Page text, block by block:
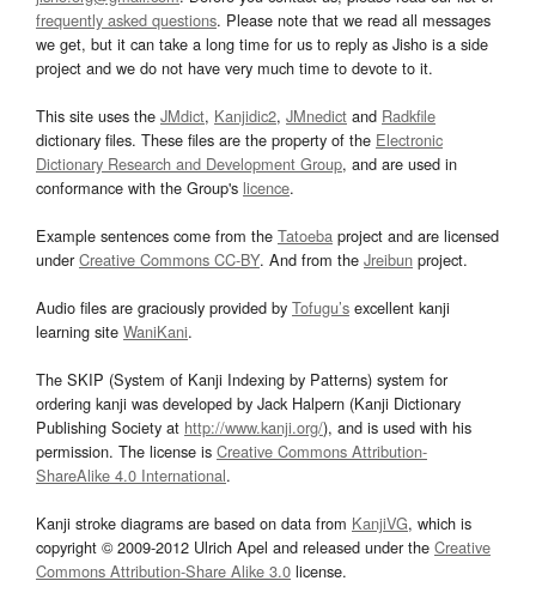
frequently asked questions. Please note that we read all messages
we get, but it can take a long time for us to reply as Jisho is a side
project and we do not have very much time to devote to it.
This site uses the JMdict, Kanjidic2, JMnedict and Radkfile
dictionary files. These files are the property of the Electronic
Dictionary Research and Development Group, and are used in
conformance with the Group's licence.
Example sentences come from the Tatoeba project and are licensed
underCreative Commons CC-BY. And from the Jreibun project.
Audio files are graciously provided by Tofugu’s excellent kanji
learning site WaniKani.
The SKIP (System of Kanji Indexing by Patterns) system for
ordering kanji was developed by Jack Halpern (Kanji Dictionary
Publishing Society at http://www.kanji.org/), and is used with his
permission. The license is Creative Commons Attribution-
ShareAlike 4.0 International.
Kanji stroke diagrams are based on data from KanjiVG, which is
copyright © 2009-2012 Ulrich Apel and released under the Creative
Commons Attribution-Share Alike 3.0 license.